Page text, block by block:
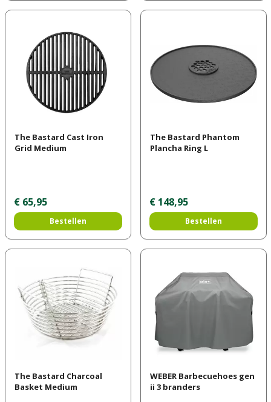
The Bastard Cast Iron
Grid Medium
€ 65,95
Bestellen
The Bastard Phantom
Plancha Ring L
€ 148,95
Bestellen
The Bastard Charcoal
Basket Medium
WEBER Barbecuehoes gen
ii 3 branders